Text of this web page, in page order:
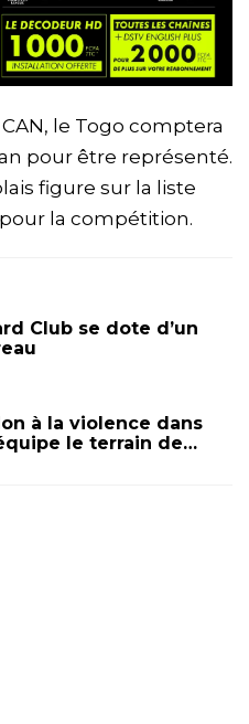
le Togo comptera
pour être représenté.
figure sur la liste
la compétition.
Club se dote d’un
à la violence dans
le terrain de…